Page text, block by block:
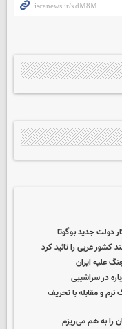
دولت جدید بوگوتا
علیه ایران
در سراشیبی
و مقابله با تحریف
را به هم می‌ریزم